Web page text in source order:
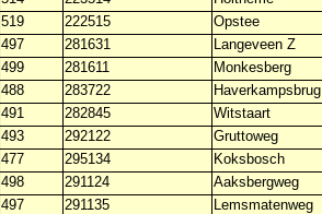
519 222515 Opstee
497 281631 Langeveen Z
499 281611 Monkesberg
488 283722 Haverkampsbrug
491 282845 Witstaart
493 292122 Gruttoweg
477 295134 Koksbosch
498 291124 Aaksbergweg
497 291135 Lemsmatenweg